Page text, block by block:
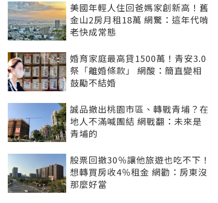
美國年輕人住回爸媽家創新高！舊
金山2房月租18萬 網驚：這年代啃
老快成常態
婚育家庭最高貸1500萬！青安3.0
祭「離婚條款」 網酸：簡直變相
鼓勵不結婚
誠品撤出桃園市區、轉戰青埔？在
地人不滿喊團結 網戰翻：未來是
青埔的
股票回撤30％讓他旅遊也吃不下！
想轉買房收4％租金 網勸：房東沒
那麼好當